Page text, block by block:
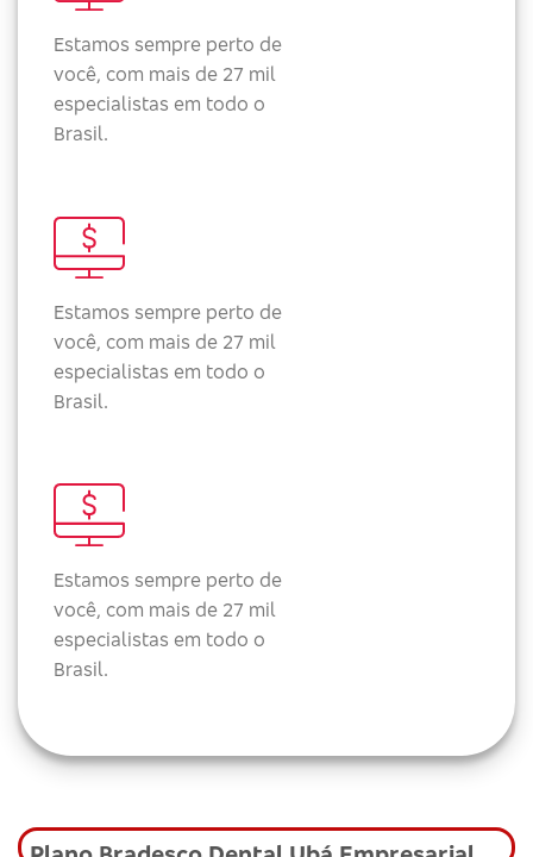
Estamos sempre perto de
você, com mais de 27 mil
especialistas em todo o
Brasil.
Estamos sempre perto de
você, com mais de 27 mil
especialistas em todo o
Brasil.
Estamos sempre perto de
você, com mais de 27 mil
especialistas em todo o
Brasil.